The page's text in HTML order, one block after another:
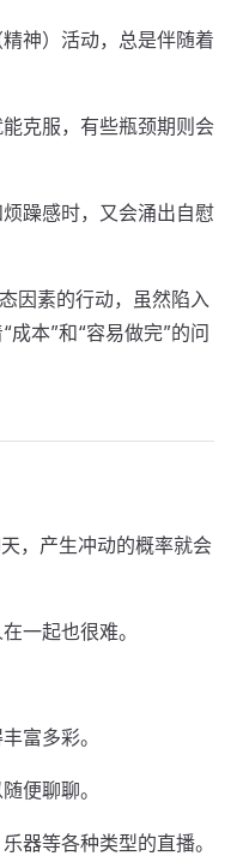
神）活动，总是伴随着
克服，有些瓶颈期则会
躁感时，又会涌出自慰
因素的行动，虽然陷入
本”和“容易做完”的问
，产生冲动的概率就会
一起也很难。
富多彩。
便聊聊。
器等各种类型的直播。